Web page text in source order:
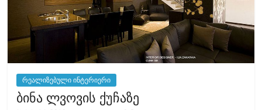
რეალიზებული ინტერიერი
ბინა ლვოვის ქუჩაზე